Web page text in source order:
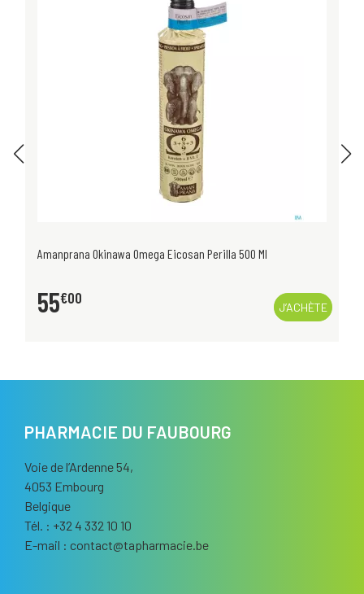
Amanprana Okinawa Omega Eicosan Perilla 500 Ml
55€00
J’ACHÈTE
PHARMACIE DU FAUBOURG
Voie de l’Ardenne 54,
4053 Embourg
Belgique
Tél. : +32 4 332 10 10
E-mail : contact@tapharmacie.be